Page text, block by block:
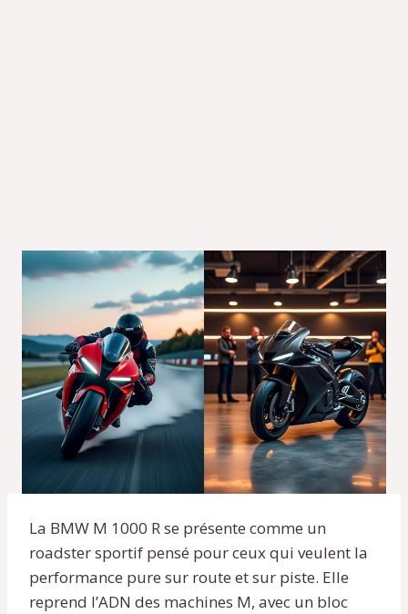
La BMW M 1000 R se présente comme un
roadster sportif pensé pour ceux qui veulent la
performance pure sur route et sur piste. Elle
reprend l’ADN des machines M, avec un bloc